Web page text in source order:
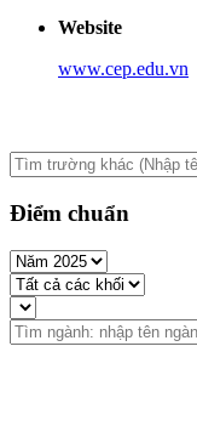
Website
www.cep.edu.vn
Điểm chuẩn